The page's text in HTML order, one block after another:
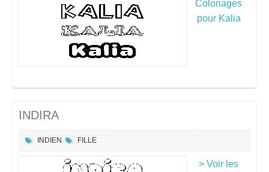
Coloriages
pour Kalia
INDIRA
INDIEN FILLE
> Voir les